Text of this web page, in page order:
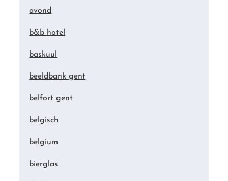
avond
b&b hotel
baskuul
beeldbank gent
belfort gent
belgisch
belgium
bierglas